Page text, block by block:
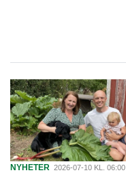
NYHETER 2026-07-10 KL. 06:00